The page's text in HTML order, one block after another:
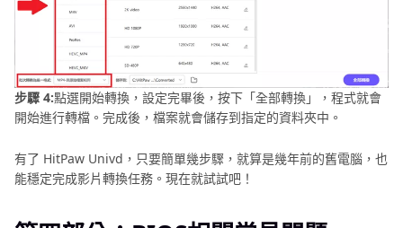
步驟 4:點選開始轉換，設定完畢後，按下「全部轉換」，程式就會
開始進行轉檔。完成後，檔案就會儲存到指定的資料夾中。
有了 HitPaw Univd，只要簡單幾步驟，就算是幾年前的舊電腦，也
能穩定完成影片轉換任務。現在就試試吧！